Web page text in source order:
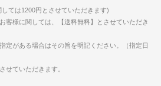
ては1200円とさせていただきます)
客様に関しては、【送料無料】とさせていただき
定がある場合はその旨を明記ください。（指定日
せていただきます。